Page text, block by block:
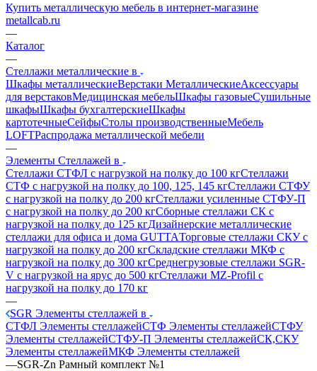
Купить металлическую мебель в интернет-магазине
metallcab.ru
—
Каталог
—
Стеллажи металлические в
Шкафы металлическиеВерстаки МеталлическиеАксессуары
для верстаковМедицинская мебельШкафы газовыеСушильные
шкафыШкафы бухгалтерскиеШкафы
картотечныеСейфыСтолы производственныеМебель
LOFTРаспродажа металлической мебели
—
Элементы Стеллажей в
Стеллажи СТФЛ с нагрузкой на полку до 100 кгСтеллажи
СТФ с нагрузкой на полку до 100, 125, 145 кгСтеллажи СТФУ
с нагрузкой на полку до 200 кгСтеллажи усиленные СТФУ-П
с нагрузкой на полку до 200 кгСборные стеллажи СК с
нагрузкой на полку до 125 кгДизайнерские металлические
стеллажи для офиса и дома GUTTAТорговые стеллажи СКУ с
нагрузкой на полку до 200 кгСкладские стеллажи МКФ с
нагрузкой на полку до 300 кгСреднегрузовые стеллажи SGR-
V с нагрузкой на ярус до 500 кгСтеллажи MZ-Profil с
нагрузкой на полку до 170 кг
—
SGR Элементы стеллажей в
СТФЛ Элементы стеллажейСТФ Элементы стеллажейСТФУ
Элементы стеллажейСТФУ-П Элементы стеллажейСК,СКУ
Элементы стеллажейМКФ Элементы стеллажей
—SGR-Zn Рамный комплект №1